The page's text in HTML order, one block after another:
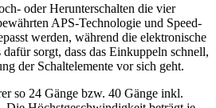
oder Herunterschalten die vier
APS-Technologie und Speed-
werden, während die elektronische
sorgt, dass das Einkuppeln schnell,
der Schaltelemente vor sich geht.
so 24 Gänge bzw. 40 Gänge inkl.